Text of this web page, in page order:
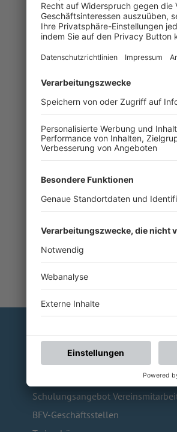
Die angeforderte Seite existiert
HÄUFIG BESUCHTE
Pässe und Vereinswechsel
Schulungsangebot
BFV-Geschäftsstellen